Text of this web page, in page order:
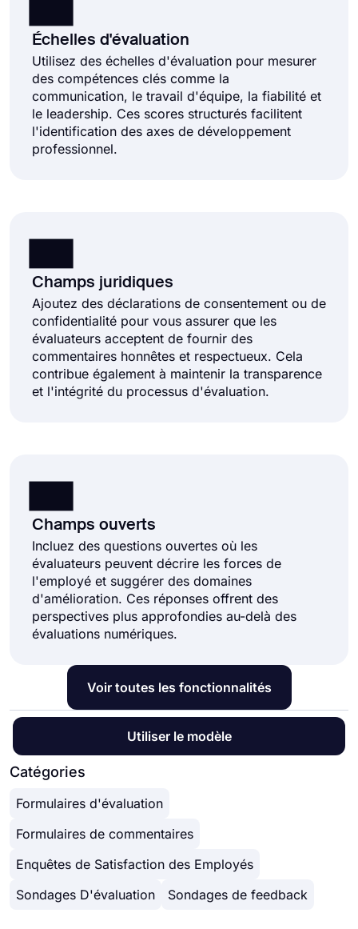
Échelles d'évaluation
Utilisez des échelles d'évaluation pour mesurer
des compétences clés comme la
communication, le travail d'équipe, la fiabilité et
le leadership. Ces scores structurés facilitent
l'identification des axes de développement
professionnel.
Champs juridiques
Ajoutez des déclarations de consentement ou de
confidentialité pour vous assurer que les
évaluateurs acceptent de fournir des
commentaires honnêtes et respectueux. Cela
contribue également à maintenir la transparence
et l'intégrité du processus d'évaluation.
Champs ouverts
Incluez des questions ouvertes où les
évaluateurs peuvent décrire les forces de
l'employé et suggérer des domaines
d'amélioration. Ces réponses offrent des
perspectives plus approfondies au-delà des
évaluations numériques.
Voir toutes les fonctionnalités
Utiliser le modèle
Catégories
Formulaires d'évaluation
Formulaires de commentaires
Enquêtes de Satisfaction des Employés
Sondages D'évaluation
Sondages de feedback